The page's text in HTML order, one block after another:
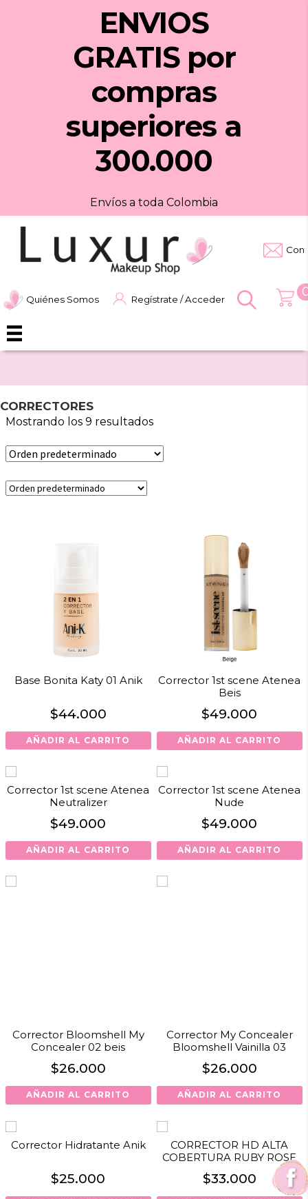
ENVIOS
GRATIS por
compras
superiores a
300.000
Envíos a toda Colombia
Quiénes Somos Regístrate / Acceder
CORRECTORES
Mostrando los 9 resultados
Base Bonita Katy 01 Anik
$44.000
AÑADIR AL CARRITO
Corrector 1st scene Atenea
Beis
$49.000
AÑADIR AL CARRITO
Corrector 1st scene Atenea
Neutralizer
$49.000
AÑADIR AL CARRITO
Corrector 1st scene Atenea
Nude
$49.000
AÑADIR AL CARRITO
Corrector Bloomshell My
Concealer 02 beis
$26.000
AÑADIR AL CARRITO
Corrector My Concealer
Bloomshell Vainilla 03
$26.000
AÑADIR AL CARRITO
Corrector Hidratante Anik
$25.000
CORRECTOR HD ALTA
COBERTURA RUBY ROSE
$33.000